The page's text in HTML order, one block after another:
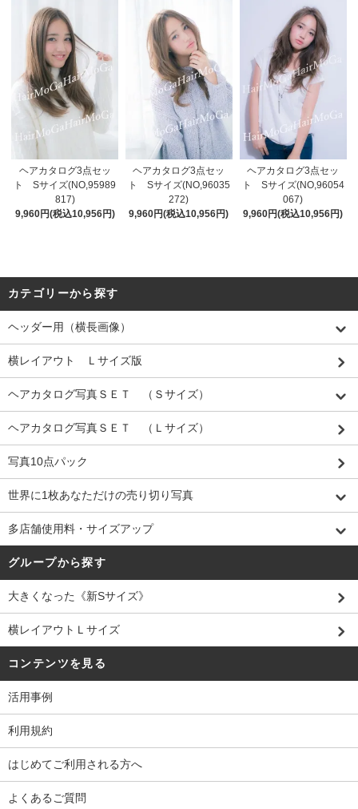
ヘアカタログ3点セッ
ト Sサイズ(NO,95989
817)
9,960円(税込10,956円)
ヘアカタログ3点セッ
ト Sサイズ(NO,96035
272)
9,960円(税込10,956円)
ヘアカタログ3点セッ
ト Sサイズ(NO,96054
067)
9,960円(税込10,956円)
カテゴリーから探す
ヘッダー用（横長画像）
横レイアウト Ｌサイズ版
ヘアカタログ写真ＳＥＴ （Ｓサイズ）
ヘアカタログ写真ＳＥＴ （Ｌサイズ）
写真10点パック
世界に1枚あなただけの売り切り写真
多店舗使用料・サイズアップ
グループから探す
大きくなった《新Sサイズ》
横レイアウトＬサイズ
コンテンツを見る
活用事例
利用規約
はじめてご利用される方へ
よくあるご質問